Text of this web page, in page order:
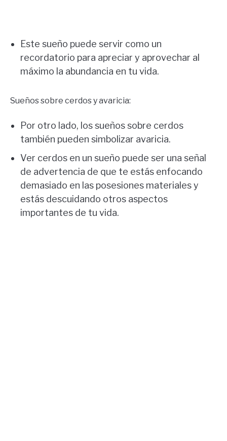
Este sueño puede servir como un
recordatorio para apreciar y aprovechar al
máximo la abundancia en tu vida.
Sueños sobre cerdos y avaricia:
Por otro lado, los sueños sobre cerdos
también pueden simbolizar avaricia.
Ver cerdos en un sueño puede ser una señal
de advertencia de que te estás enfocando
demasiado en las posesiones materiales y
estás descuidando otros aspectos
importantes de tu vida.